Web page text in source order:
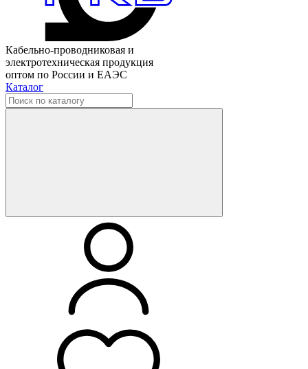
Кабельно-проводниковая и
электротехническая продукция
оптом по России и ЕАЭС
Каталог